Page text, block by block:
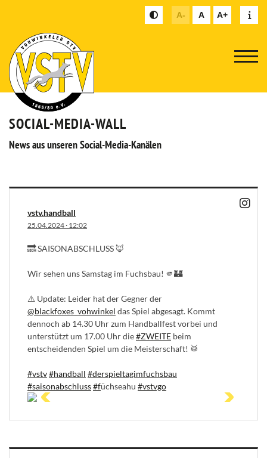
A- A A+
SOCIAL-MEDIA-WALL
News aus unseren Social-Media-Kanälen
vstv.handball
25.04.2024· 12:02
🔜 SAISONABSCHLUSS 🦊
Wir sehen uns Samstag im Fuchsbau! 🫵🏰
⚠️ Update: Leider hat der Gegner der
@blackfoxes_vohwinkel das Spiel abgesagt. Kommt
dennoch ab 14.30 Uhr zum Handballfest vorbei und
unterstützt um 17.00 Uhr die#ZWEITE beim
entscheidenden Spiel um die Meisterschaft! 🥁
#vstv#handball #derspieltagimfuchsbau
#saisonabschluss#füchseahu #vstvgo